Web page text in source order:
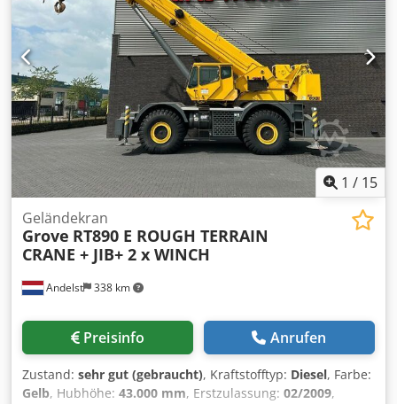
unserem Maschinenpark einen regelmäßig gewarteten
Gelenkhebebühnen-Arbeitskorb mit einer Arbeitshöhe von
16 Metern zum Verkauf an. Dank der kontinuierlichen und
regelmäßigen Wartungen befindet sich die Maschine in
ausgezeichnetem technischen Zustand. Dedpfx
Abezpvuaevekr
1 / 15
Andelst 338 km
Geländekran
Grove RT890 E ROUGH TERRAIN
CRANE + JIB+ 2 x WINCH
Preisinfo Anrufen
Zustand: sehr gut (gebraucht), Kraftstofftyp: Diesel, Farbe:
Gelb, Hubhöhe: 43.000 mm, Erstzulassung: 02/2009,